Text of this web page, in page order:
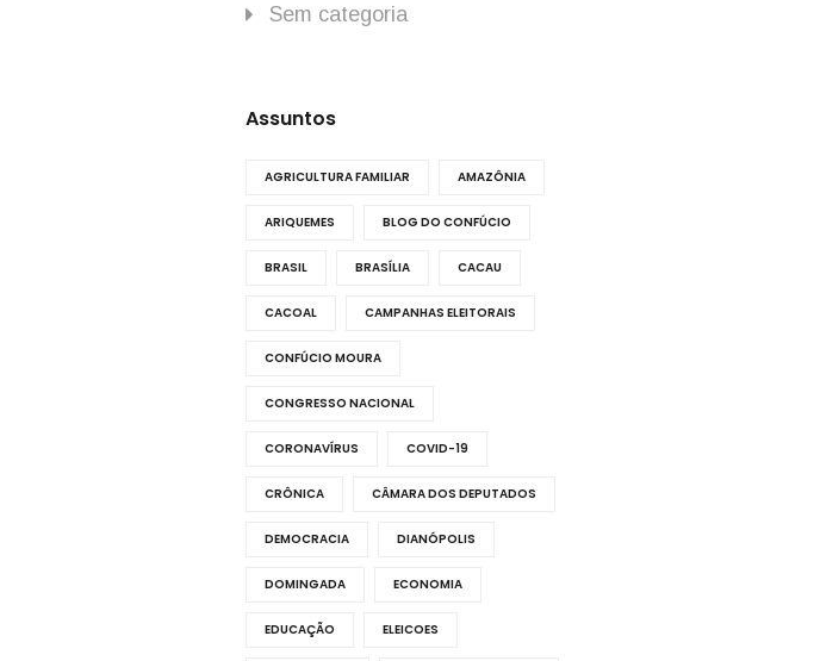
Sem categoria
Assuntos
AGRICULTURA FAMILIAR AMAZÔNIA
ARIQUEMES BLOG DO CONFÚCIO
BRASIL BRASÍLIA CACAU
CACOAL CAMPANHAS ELEITORAIS
CONFÚCIO MOURA
CONGRESSO NACIONAL
CORONAVÍRUS COVID-19
CRÔNICA CÂMARA DOS DEPUTADOS
DEMOCRACIA DIANÓPOLIS
DOMINGADA ECONOMIA
EDUCAÇÃO ELEICOES